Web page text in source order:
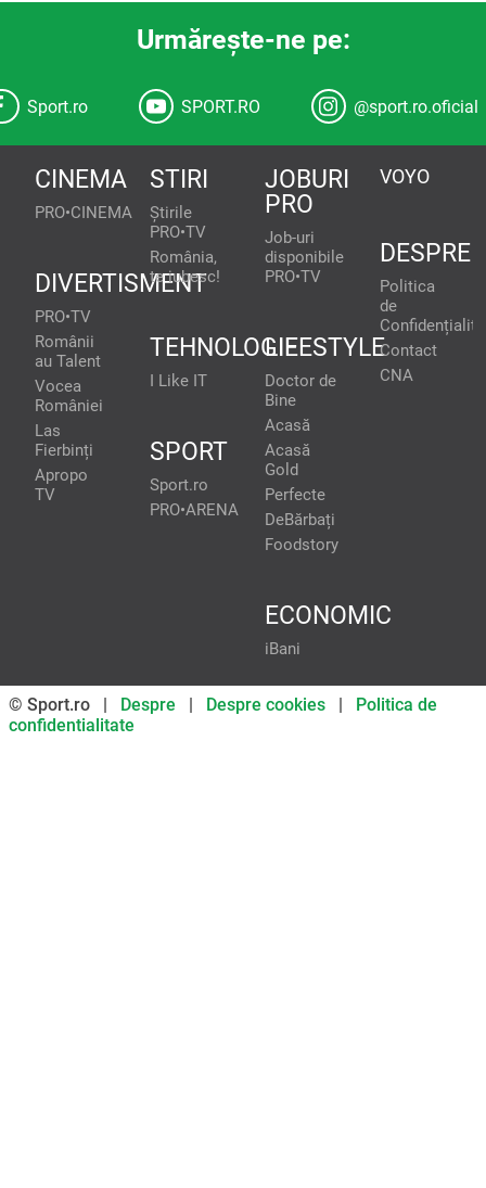
Urmăreşte-ne pe:
Sport.ro SPORT.RO @sport.ro.oficial
CINEMA
PRO•CINEMA
DIVERTISMENT
PRO•TV
Românii
au Talent
Vocea
României
Las
Fierbinți
Apropo
TV
STIRI
Știrile
PRO•TV
România,
te iubesc!
TEHNOLOGIE
I Like IT
SPORT
Sport.ro
PRO•ARENA
JOBURI
PRO
Job-uri
disponibile
PRO•TV
LIFESTYLE
Doctor de
Bine
Acasă
Acasă
Gold
Perfecte
DeBărbați
Foodstory
ECONOMIC
iBani
VOYO
DESPRE
Politica
de
Contact
CNA
© Sport.ro | Despre | Despre cookies | Politica de
confidentialitate